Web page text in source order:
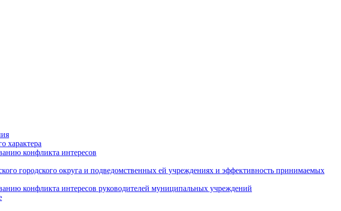
характера
конфликта интересов
городского округа и подведомственных ей учреждениях и эффективность принимаемых
конфликта интересов руководителей муниципальных учреждений